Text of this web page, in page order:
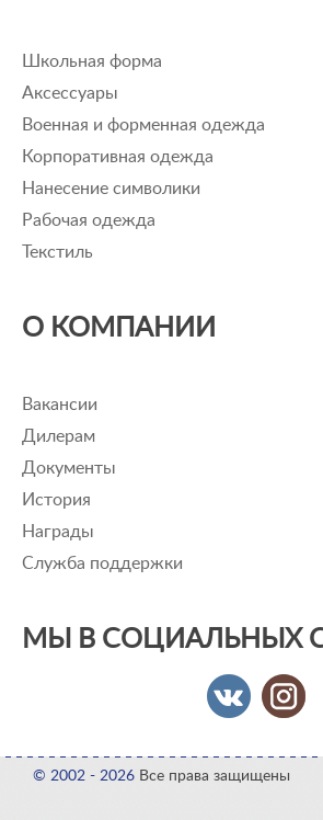
Школьная форма
Аксессуары
Военная и форменная одежда
Корпоративная одежда
Нанесение символики
Рабочая одежда
Текстиль
О КОМПАНИИ
Вакансии
Дилерам
Документы
История
Награды
Служба поддержки
МЫ В СОЦИАЛЬНЫХ
© 2002 - 2026 Все права защищены